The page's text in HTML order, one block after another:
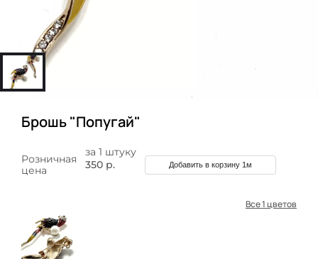
Брошь "Попугай"
за 1 штуку
Розничная
цена
350 р. Добавить в корзину 1м
Все 1 цветов